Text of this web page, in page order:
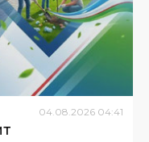
04 08 2026 04:41